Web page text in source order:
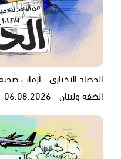
الحصاد الاخباري - أزمات
الضفة ولبنان - 06.08.2026